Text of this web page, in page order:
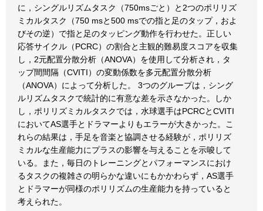
に，シングルリズムタスク（750msごと）と2つのポリリズ
ミカルタスク（750 msと500 msでの指と足のタップ，およ
びその逆）で指と足のタッピング動作を行わせた。正しい
応答サイクル（PCRC）の割合と主観的難易度スコアを収集
し，2元配置分散分析（ANOVA）を使用して分析され，タ
ップ間間隔（CVITI）の変動係数を多元配置分散分析
（ANOVA）によって分析した。 3つのグループは，シング
ルリズムタスクで統計的に有意な差を示さなかった。しか
し，ポリリズミカルタスクでは，水球選手はPCRCとCVITI
においてAS選手とドラマーよりもエラーが大きかった。こ
れらの結果は，手足を音楽と協調させる経験が，ポリリズ
ミカルな生産能力にプラスの影響を与えることを示唆して
いる。また，毎日のトレーニングとパフォーマンスにおけ
るタスクの複雑さの明らかな違いにもかかわらず，AS選手
とドラマーが同様のポリリズムの生産能力を持っていると
考えられた。